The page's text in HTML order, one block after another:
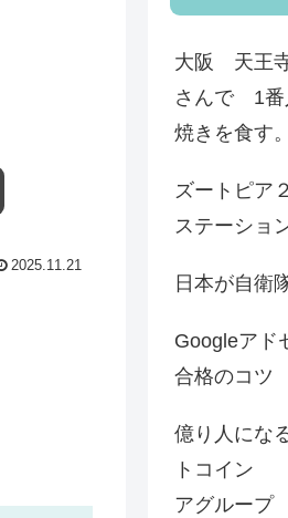
2025.11.21
大阪 天王
さんで 1番
焼きを食す。
ズートピ
ステーショ
日本が自衛
Googleアド
合格のコツ
億り人にな
トコイン
アグループ